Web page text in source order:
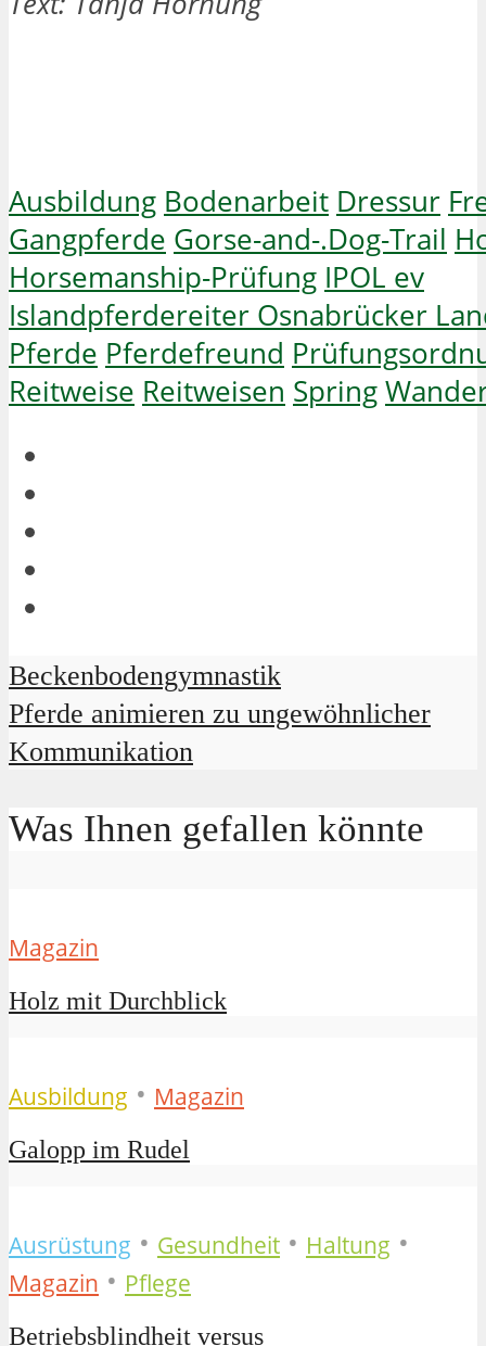
Ausbildung Bodenarbeit Dressur
Gangpferde Gorse-and-.Dog-Trail
Horsemanship-Prüfung IPOL ev
Islandpferdereiter Osnabrücker
Pferde Pferdefreund
Reitweise Reitweisen Spring
Beckenbodengymnastik
Pferde animieren zu ungewöhnlicher
Kommunikation
Was Ihnen gefallen könnte
Magazin
Holz mit Durchblick
Ausbildung • Magazin
Galopp im Rudel
Ausrüstung • Gesundheit • Haltung •
Magazin • Pflege
Betriebsblindheit versus